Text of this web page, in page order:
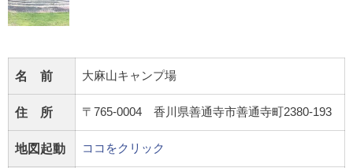
名 前 大麻山キャンプ場
住 所 〒765-0004 香川県善通寺市善通寺町2380-193
地図起動 ココをクリック